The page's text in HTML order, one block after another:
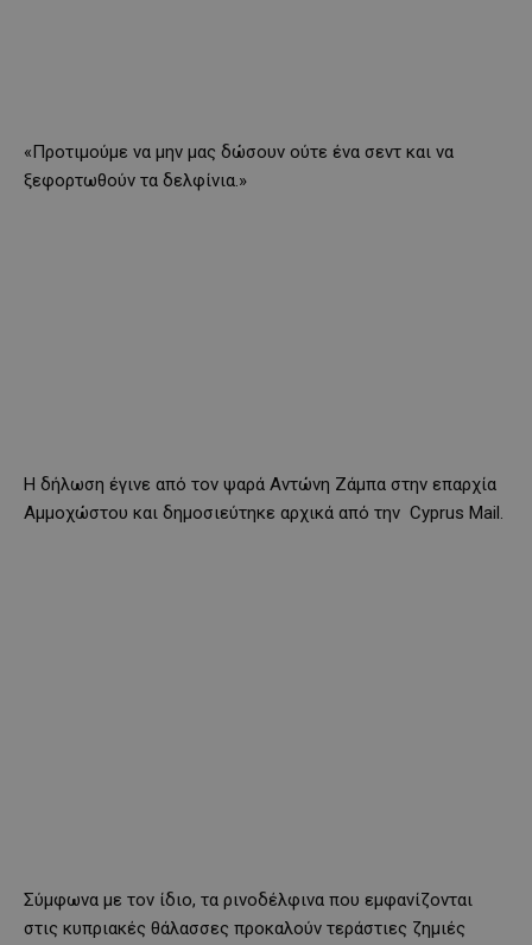
«Προτιμούμε να μην μας δώσουν ούτε ένα σεντ και να
ξεφορτωθούν τα δελφίνια.»
Η δήλωση έγινε από τον ψαρά Αντώνη Ζάμπα στην επαρχία
Αμμοχώστου και δημοσιεύτηκε αρχικά από την Cyprus Mail.
Σύμφωνα με τον ίδιο, τα ρινοδέλφινα που εμφανίζονται
στις κυπριακές θάλασσες προκαλούν τεράστιες ζημιές